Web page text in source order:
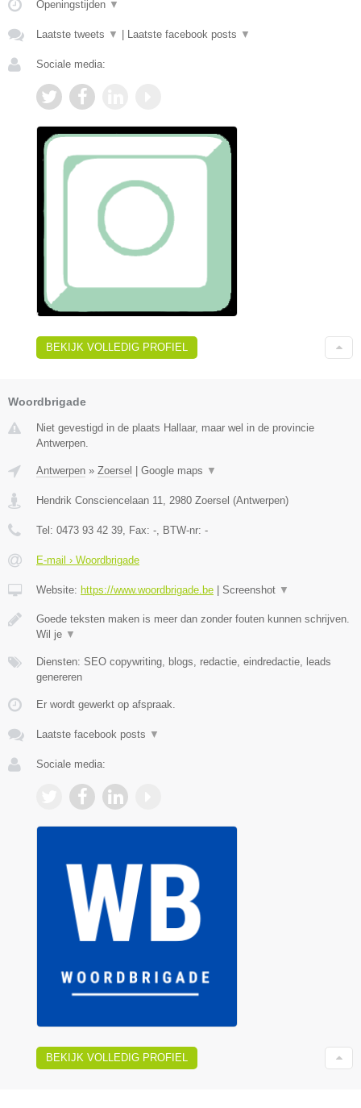
Openingstijden ▼
Laatste tweets ▼ | Laatste facebook posts ▼
Sociale media:
BEKIJK VOLLEDIG PROFIEL
Woordbrigade
Niet gevestigd in de plaats Hallaar, maar wel in de provincie
Antwerpen.
Antwerpen » Zoersel | Google maps ▼
Hendrik Consciencelaan 11 2980 Zoersel (Antwerpen)
Tel: 0473 93 42 39 , Fax: - , BTW-nr: -
E-mail › Woordbrigade
Website: https://www.woordbrigade.be | Screenshot ▼
Goede teksten maken is meer dan zonder fouten kunnen schrijven.
Wil je ▼
Diensten: SEO copywriting, blogs, redactie, eindredactie, leads
genereren
Er wordt gewerkt op afspraak.
Laatste facebook posts ▼
Sociale media:
BEKIJK VOLLEDIG PROFIEL